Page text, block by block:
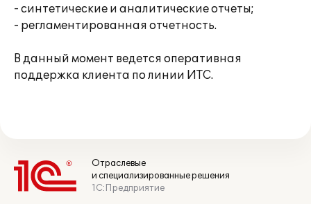
- синтетические и аналитические отчеты;
- регламентированная отчетность.
В данный момент ведется оперативная
поддержка клиента по линии ИТС.
Отраслевые
и специализированные решения
1С:Предприятие